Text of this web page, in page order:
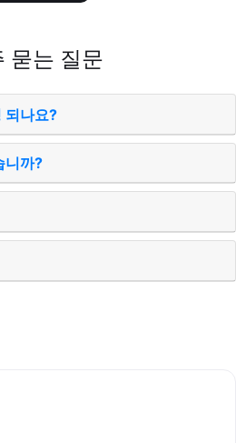
묻는 질문
되나요?
니까?